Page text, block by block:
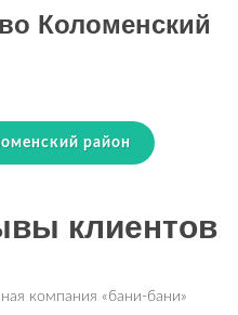
Коломенский
район
клиентов
компания «бани-бани»